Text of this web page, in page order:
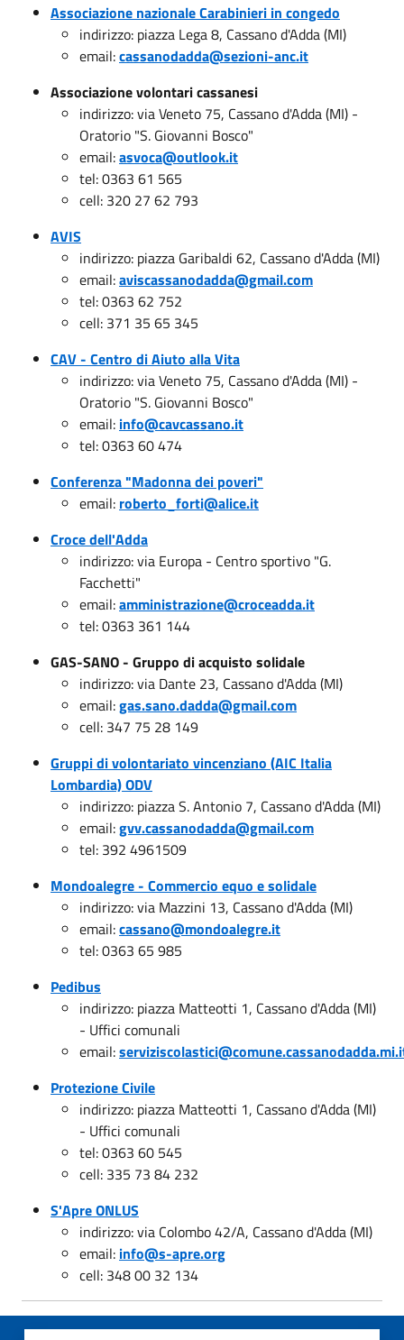
Associazione nazionale Carabinieri in congedo
indirizzo: piazza Lega 8, Cassano d'Adda (MI)
email:cassanodadda@sezioni-anc.it
Associazione volontari cassanesi
indirizzo: via Veneto 75, Cassano d'Adda (MI) -
Oratorio "S. Giovanni Bosco"
email:asvoca@outlook.it
tel: 0363 61 565
cell: 320 27 62 793
AVIS
indirizzo: piazza Garibaldi 62, Cassano d'Adda (MI)
email:aviscassanodadda@gmail.com
tel: 0363 62 752
cell: 371 35 65 345
CAV - Centro di Aiuto alla Vita
indirizzo: via Veneto 75, Cassano d'Adda (MI) -
Oratorio "S. Giovanni Bosco"
email: info@cavcassano.it
tel: 0363 60 474
Conferenza "Madonna dei poveri"
email: roberto_forti@alice.it
Croce dell'Adda
indirizzo: via Europa - Centro sportivo "G.
Facchetti"
email:amministrazione@croceadda.it
tel: 0363 361 144
GAS-SANO - Gruppo di acquisto solidale
indirizzo: via Dante 23, Cassano d'Adda (MI)
email:gas.sano.dadda@gmail.com
cell: 347 75 28 149
Gruppi di volontariato vincenziano (AIC Italia
Lombardia) ODV
indirizzo: piazza S. Antonio 7, Cassano d'Adda (MI)
email:gvv.cassanodadda@gmail.com
tel: 392 4961509
Mondoalegre - Commercio equo e solidale
indirizzo: via Mazzini 13, Cassano d'Adda (MI)
email:cassano@mondoalegre.it
tel: 0363 65 985
Pedibus
indirizzo: piazza Matteotti 1, Cassano d'Adda (MI)
- Uffici comunali
email:
Protezione Civile
indirizzo: piazza Matteotti 1, Cassano d'Adda (MI)
- Uffici comunali
tel: 0363 60 545
cell: 335 73 84 232
S'Apre ONLUS
indirizzo: via Colombo 42/A, Cassano d'Adda (MI)
email: info@s-apre.org
cell: 348 00 32 134